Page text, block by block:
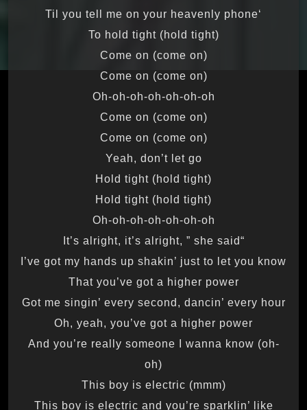
‘Til you tell me on your heavenly phone
To hold tight (hold tight)
Come on (come on)
Come on (come on)
Oh-oh-oh-oh-oh-oh-oh
Come on (come on)
Come on (come on)
Yeah, don’t let go
Hold tight (hold tight)
Hold tight (hold tight)
Oh-oh-oh-oh-oh-oh-oh
“It’s alright, it’s alright, ” she said
I’ve got my hands up shakin’ just to let you know
That you’ve got a higher power
Got me singin’ every second, dancin’ every hour
Oh, yeah, you’ve got a higher power
And you’re really someone I wanna know (oh-
oh)
This boy is electric (mmm)
This boy is electric and you’re sparklin’ like